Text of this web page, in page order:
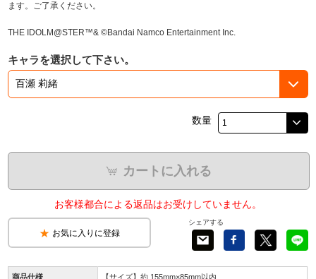
モフモフパレード
ます。ご了承ください。
THE IDOLM@STER™& ©Bandai Namco Entertainment Inc.
キャラを選択して下さい。
数量
カートに入れる
お客様都合による返品はお受けしていません。
お気に入りに登録
シェアする
商品仕様 【サイズ】約 155mm×85mm以内